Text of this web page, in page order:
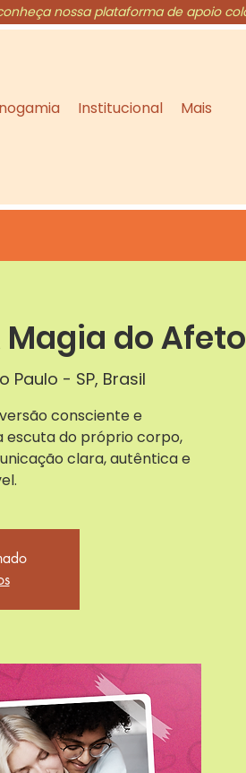
Institucional Mais
Magia do Afeto
Paulo - SP, Brasil
consciente e
do próprio corpo,
clara, autêntica e